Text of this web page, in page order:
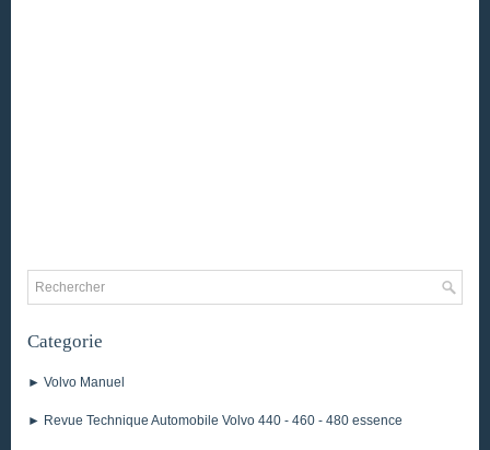
Categorie
► Volvo Manuel
► Revue Technique Automobile Volvo 440 - 460 - 480 essence